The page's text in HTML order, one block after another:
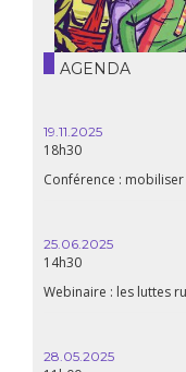
AGENDA
19.11.2025
18h30
Conférence : mobiliser
25.06.2025
14h30
Webinaire : les luttes
28.05.2025